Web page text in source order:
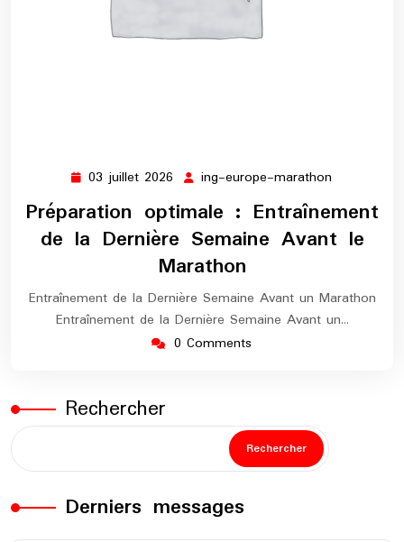
03 juillet 2026 03
juillet
2026
ing-europe-marathon
europe-
marathon
Préparation optimale : Entraînement
de la Dernière Semaine Avant le
Marathon
Entraînement de la Dernière Semaine Avant un Marathon
Entraînement de la Dernière Semaine Avant un…
0 Comments
Rechercher
Rechercher
Derniers messages